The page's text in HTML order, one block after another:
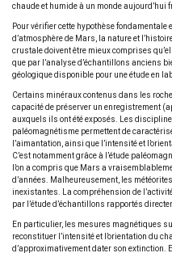
chaude et humide à un monde aujourd’hui
Pour vérifier cette hypothèse
d’atmosphère de Mars, la nature et
crustale doivent être mieux comprises
que par l’analyse d’échantillons anciens
géologique disponible pour une étude en
Certains minéraux contenus dans les
capacité de préserver un enregistrement
auxquels ils ont été exposés. Les
paléomagnétisme permettent de
l’aimantation, ainsi que l’intensité et
C’est notamment grâce à l’étude
l’on a compris que Mars a
d’années. Malheureusement, les
inexistantes. La compréhension de
par l’étude d’échantillons rapportés
En particulier, les mesures magnétiques
reconstituer l’intensité et l’orientation du
d’approximativement dater son extinction.